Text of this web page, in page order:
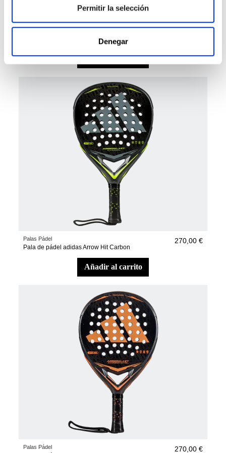
Permitir la selección
Denegar
Palas Pádel
Pala de pádel adidas Arrow Hit
añadir al carrito
Palas Pádel
Pala de pádel adidas Arrow Hit Carbon
270,00 €
añadir al carrito
Palas Pádel 270,00 €